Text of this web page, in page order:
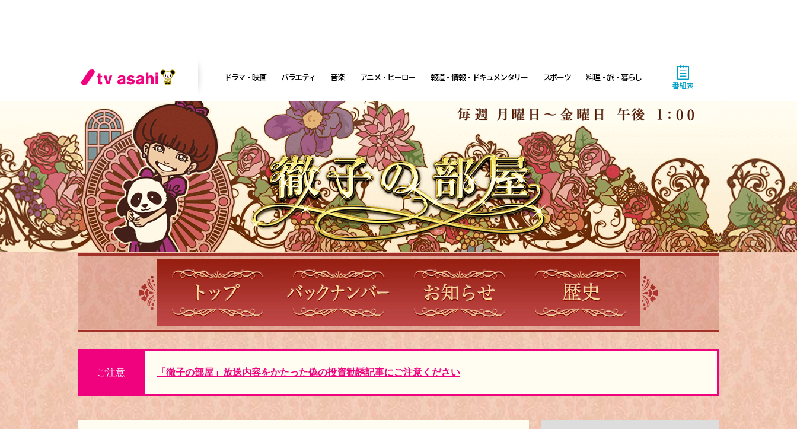
ドラマ・映画 バラエティ 音楽 アニメ・ヒーロー 報道・情報・ドキュメンタリー スポーツ 料理・旅・暮らし
番組表
ご注意 「徹子の部屋」放送内容をかたった偽の投資勧誘記事にご注意ください
あさ
ワカコさんとマサルくんのお宅
は買わないの??
あさ 4:25
渡辺篤史の建もの探訪
あさ 4:50
テレメンタリー2026「核を抱
く星-VOICE-」
5:20
ANNニュース